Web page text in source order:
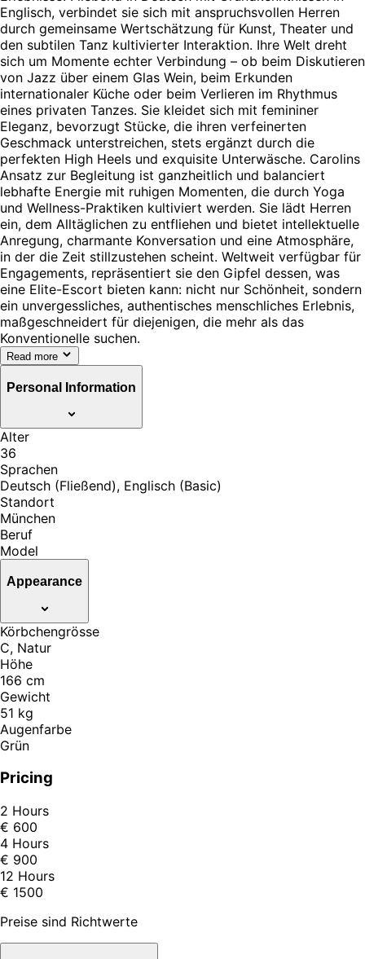
Englisch, verbindet sie sich mit anspruchsvollen Herren
durch gemeinsame Wertschätzung für Kunst, Theater und
den subtilen Tanz kultivierter Interaktion. Ihre Welt dreht
sich um Momente echter Verbindung – ob beim Diskutieren
von Jazz über einem Glas Wein, beim Erkunden
internationaler Küche oder beim Verlieren im Rhythmus
eines privaten Tanzes. Sie kleidet sich mit femininer
Eleganz, bevorzugt Stücke, die ihren verfeinerten
Geschmack unterstreichen, stets ergänzt durch die
perfekten High Heels und exquisite Unterwäsche. Carolins
Ansatz zur Begleitung ist ganzheitlich und balanciert
lebhafte Energie mit ruhigen Momenten, die durch Yoga
und Wellness-Praktiken kultiviert werden. Sie lädt Herren
ein, dem Alltäglichen zu entfliehen und bietet intellektuelle
Anregung, charmante Konversation und eine Atmosphäre,
in der die Zeit stillzustehen scheint. Weltweit verfügbar für
Engagements, repräsentiert sie den Gipfel dessen, was
eine Elite-Escort bieten kann: nicht nur Schönheit, sondern
ein unvergessliches, authentisches menschliches Erlebnis,
maßgeschneidert für diejenigen, die mehr als das
Konventionelle suchen.
Read more
Personal Information
Alter
36
Sprachen
Deutsch (Fließend), Englisch (Basic)
Standort
München
Beruf
Model
Appearance
Körbchengrösse
C, Natur
Höhe
166 cm
Gewicht
51 kg
Augenfarbe
Grün
Pricing
2 Hours
€ 600
4 Hours
€ 900
12 Hours
€ 1500
Preise sind Richtwerte